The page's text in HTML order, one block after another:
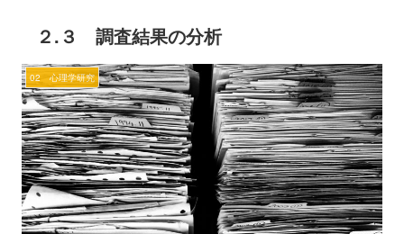
２.３ 調査結果の分析
02 心理学研究